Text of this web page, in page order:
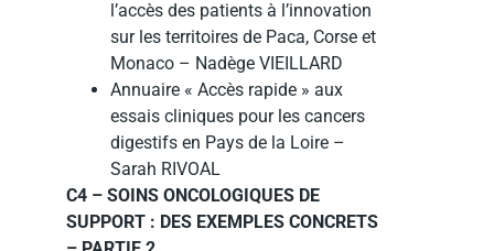
l’accès des patients à l’innovation
sur les territoires de Paca, Corse et
Monaco – Nadège VIEILLARD
Annuaire « Accès rapide » aux
essais cliniques pour les cancers
digestifs en Pays de la Loire –
Sarah RIVOAL
C4 – SOINS ONCOLOGIQUES DE
SUPPORT : DES EXEMPLES CONCRETS